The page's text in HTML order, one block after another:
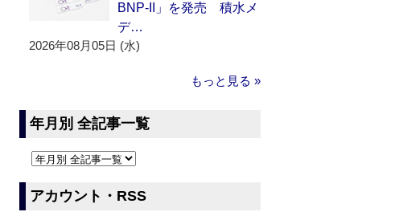
BNP-II」を発売 積水メ
デ…
2026年08月05日 (水)
もっと見る »
年月別 全記事一覧
アカウント・RSS